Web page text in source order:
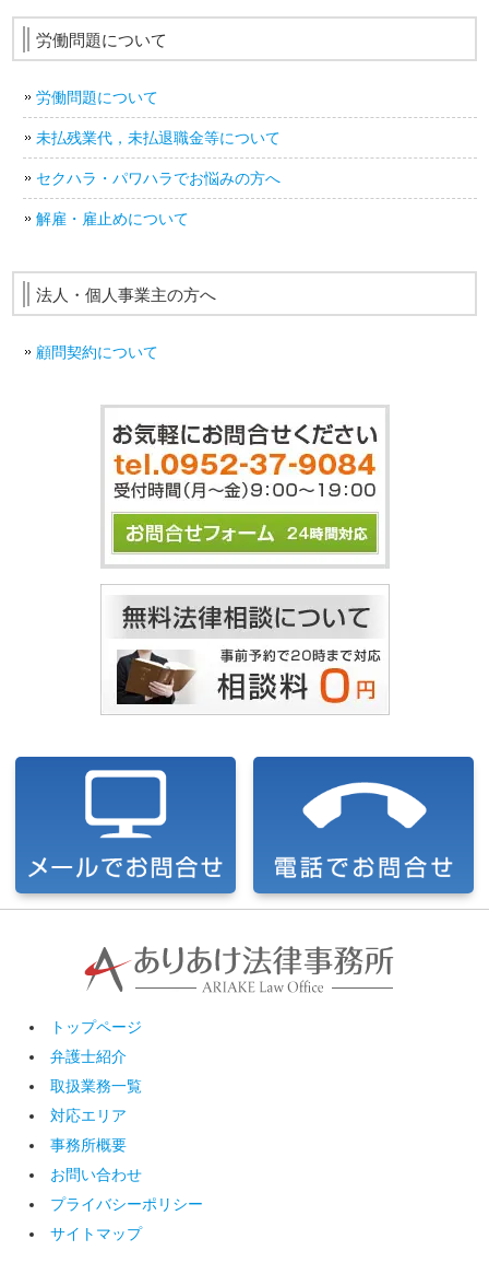
労働問題について
労働問題について
未払残業代，未払退職金等について
セクハラ・パワハラでお悩みの方へ
解雇・雇止めについて
法人・個人事業主の方へ
顧問契約について
トップページ
弁護士紹介
取扱業務一覧
対応エリア
事務所概要
お問い合わせ
プライバシーポリシー
サイトマップ